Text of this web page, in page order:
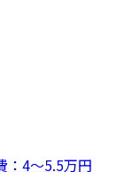
4～5.5万円